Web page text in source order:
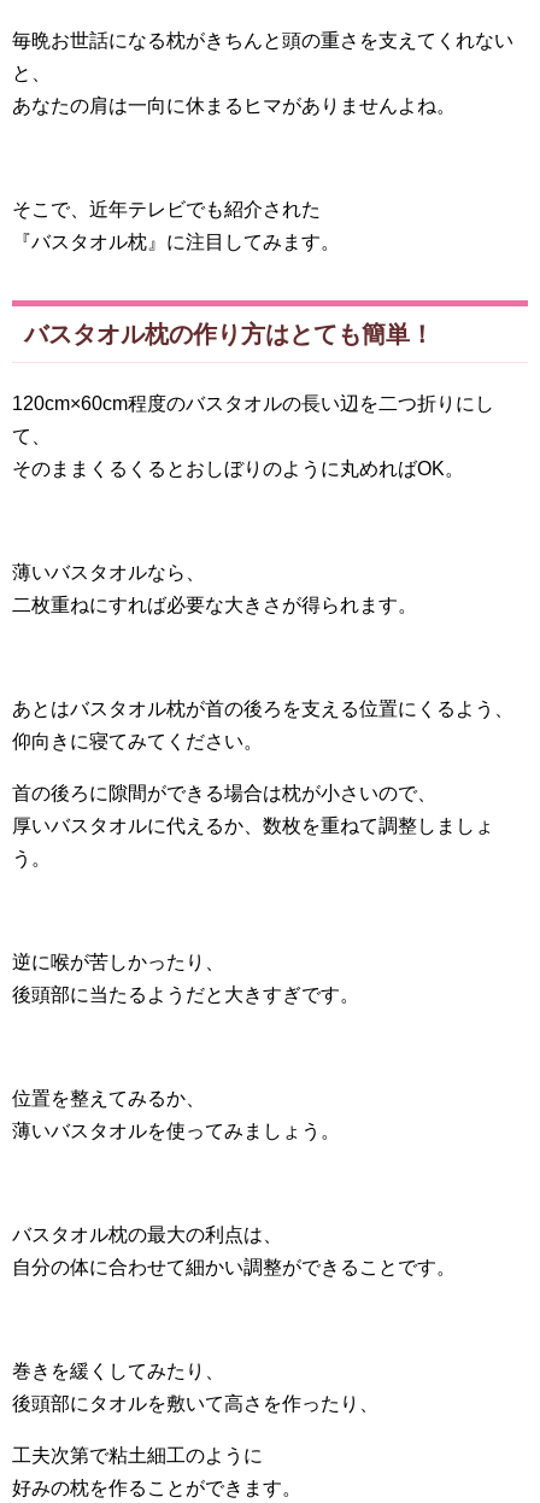
毎晩お世話になる枕がきちんと頭の重さを支えてくれない
と、
あなたの肩は一向に休まるヒマがありませんよね。
そこで、近年テレビでも紹介された
『バスタオル枕』に注目してみます。
バスタオル枕の作り方はとても簡単！
120cm×60cm程度のバスタオルの長い辺を二つ折りにし
て、
そのままくるくるとおしぼりのように丸めればOK。
薄いバスタオルなら、
二枚重ねにすれば必要な大きさが得られます。
あとはバスタオル枕が首の後ろを支える位置にくるよう、
仰向きに寝てみてください。
首の後ろに隙間ができる場合は枕が小さいので、
厚いバスタオルに代えるか、数枚を重ねて調整しましょ
う。
逆に喉が苦しかったり、
後頭部に当たるようだと大きすぎです。
位置を整えてみるか、
薄いバスタオルを使ってみましょう。
バスタオル枕の最大の利点は、
自分の体に合わせて細かい調整ができることです。
巻きを緩くしてみたり、
後頭部にタオルを敷いて高さを作ったり、
工夫次第で粘土細工のように
好みの枕を作ることができます。